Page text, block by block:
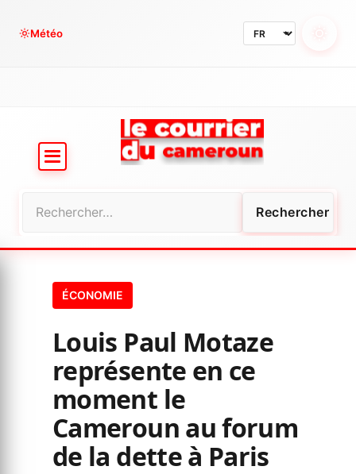
Météo
ÉCONOMIE
Louis Paul Motaze
représente en ce
moment le
Cameroun au forum
de la dette à Paris